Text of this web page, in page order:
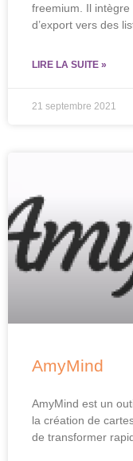
freemium. Il
d’export vers des
LIRE LA SUITE »
21 septembre 2021
AmyMind
AmyMind est un
la création de
de transformer